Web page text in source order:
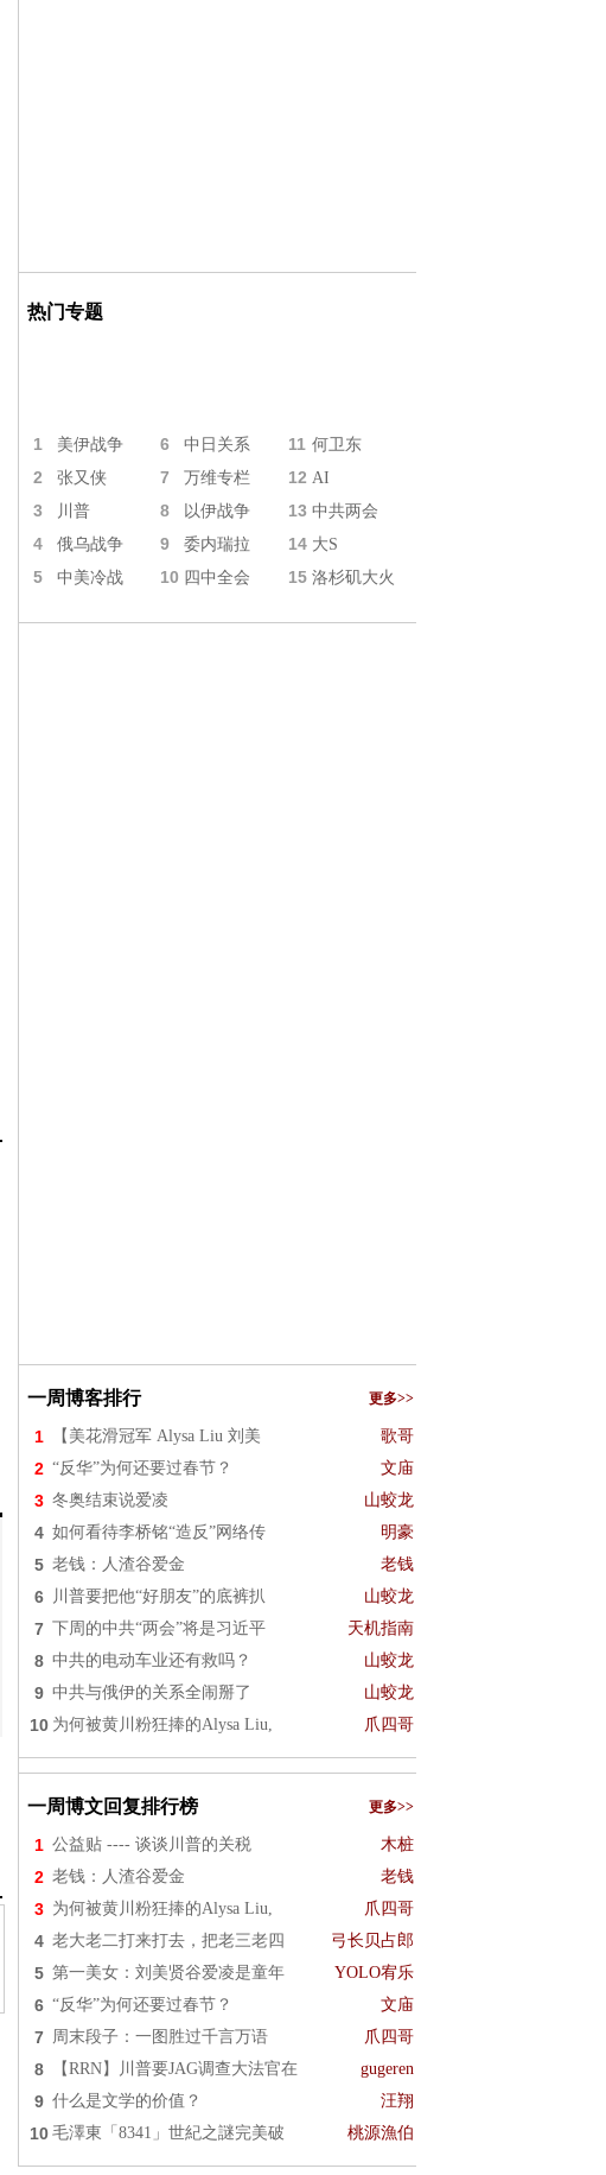
热门专题
1 美伊战争 6 中日关系 11 何卫东
2 张又侠 7 万维专栏 12 AI
3 川普 8 以伊战争 13 中共两会
4 俄乌战争 9 委内瑞拉 14 大S
5 中美冷战 10 四中全会 15 洛杉矶大火
一周博客排行 更多>>
1 【美花滑冠军 Alysa Liu 刘美 歌哥
2 “反华”为何还要过春节？ 文庙
3 冬奥结束说爱凌 山蛟龙
4 如何看待李桥铭“造反”网络传 明豪
5 老钱：人渣谷爱金 老钱
6 川普要把他“好朋友”的底裤扒 山蛟龙
7 下周的中共“两会”将是习近平 天机指南
8 中共的电动车业还有救吗？ 山蛟龙
9 中共与俄伊的关系全闹掰了 山蛟龙
10 为何被黄川粉狂捧的Alysa Liu, 爪四哥
一周博文回复排行榜 更多>>
1 公益贴 ---- 谈谈川普的关税 木桩
2 老钱：人渣谷爱金 老钱
3 为何被黄川粉狂捧的Alysa Liu, 爪四哥
4 老大老二打来打去，把老三老四 弓长贝占郎
5 第一美女：刘美贤谷爱凌是童年 YOLO宥乐
6 “反华”为何还要过春节？ 文庙
7 周末段子：一图胜过千言万语 爪四哥
8 【RRN】川普要JAG调查大法官在 gugeren
9 什么是文学的价值？ 汪翔
10 毛澤東「8341」世紀之謎完美破 桃源漁伯